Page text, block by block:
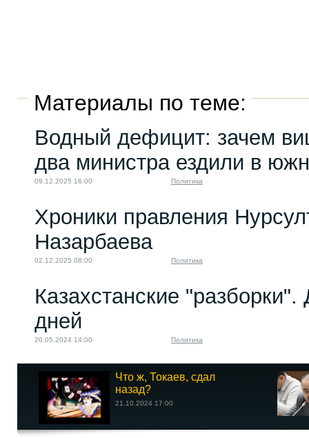
Материалы по теме:
Водный дефицит: зачем
два министра ездили в
09.12.2025 16:00 Политика
Хроники правления
Назарбаева
02.12.2025 08:00 Политика
Казахстанские
дней
20.05.2024 14:00 Политика
Что ж, Токаев, сдал
назад?
21.10.2024 17:00